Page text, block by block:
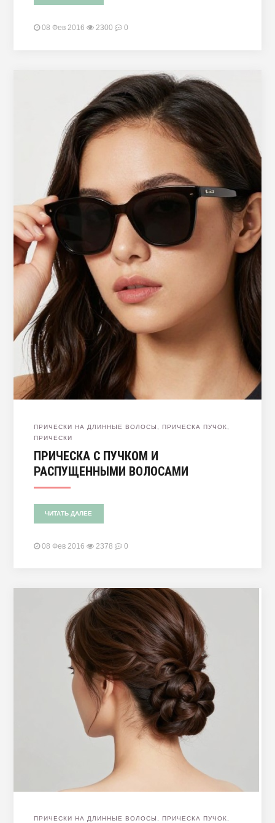
08 Фев 2016 2300 0
ПРИЧЕСКИ НА ДЛИННЫЕ ВОЛОСЫ ПРИЧЕСКА ПУЧОК
ПРИЧЕСКИ
ПРИЧЕСКА С ПУЧКОМ И
РАСПУЩЕННЫМИ ВОЛОСАМИ
ЧИТАТЬ ДАЛЕЕ
08 Фев 2016 2378 0
ПРИЧЕСКИ НА ДЛИННЫЕ ВОЛОСЫ , ПРИЧЕСКА ПУЧОК,